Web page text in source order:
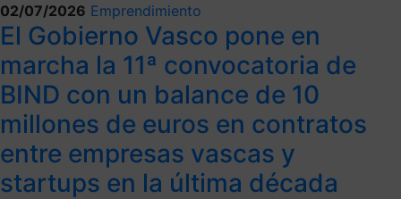
02/07/2026 Emprendimiento
El Gobierno Vasco pone en
marcha la 11ª convocatoria de
BIND con un balance de 10
millones de euros en contratos
entre empresas vascas y
startups en la última década